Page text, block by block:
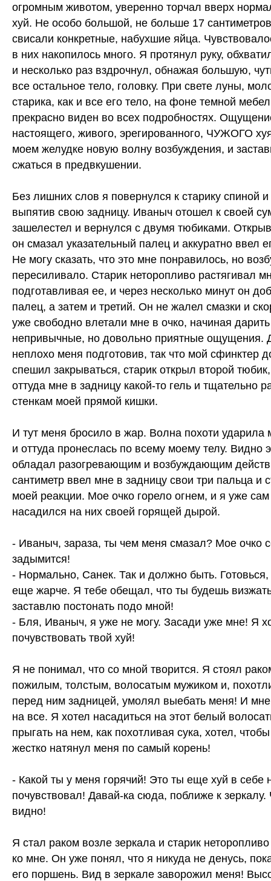
огромным животом, уверенно торчал вверх
хуй. Не особо большой, не больше 17
свисали конкретные, набухшие яйца.
в них накопилось много. Я протянул руку,
и несколько раз вздрочнул, обнажая большую,
все остальное тело, головку. При свете луны,
старика, как и все его тело, на фоне темной
прекрасно виден во всех подробностях.
настоящего, живого, эрегированного, ЧУЖОГО
моем желудке новую волну возбуждения, и
сжаться в предвкушении.
Без лишних слов я повернулся к старику спиной
выпятив свою задницу. Иваныч отошел к своей
зашелестел и вернулся с двумя тюбиками.
он смазал указательный палец и аккуратно ввел
Не могу сказать, что это мне понравилось, но
пересиливало. Старик неторопливо растягивал
подготавливая ее, и через несколько минут он
палец, а затем и третий. Он не жалел смазки и
уже свободно влетали мне в очко, начиная
непривычные, но довольно приятные ощущения.
неплохо меня подготовив, так что мой сфинктер
спешил закрываться, старик открыл второй
оттуда мне в задницу какой-то гель и тщательно
стенкам моей прямой кишки.
И тут меня бросило в жар. Волна похоти ударила
и оттуда пронеслась по всему моему телу. Видно
обладал разогревающим и возбуждающим
сантиметр ввел мне в задницу свои три пальца и
моей реакции. Мое очко горело огнем, и я уже
насадился на них своей горящей дырой.
- Иваныч, зараза, ты чем меня смазал? Мое очко
задымится!
- Нормально, Санек. Так и должно быть.
еще жарче. Я тебе обещал, что ты будешь
заставлю постонать подо мной!
- Бля, Иваныч, я уже не могу. Засади уже мне! Я
почувствовать твой хуй!
Я не понимал, что со мной творится. Я стоял
пожилым, толстым, волосатым мужиком и,
перед ним задницей, умолял выебать меня! И
на все. Я хотел насадиться на этот белый
прыгать на нем, как похотливая сука, хотел,
жестко натянул меня по самый корень!
- Какой ты у меня горячий! Это ты еще хуй в себе
почувствовал! Давай-ка сюда, поближе к
видно!
Я стал раком возле зеркала и старик
ко мне. Он уже понял, что я никуда не денусь,
его поршень. Вид в зеркале заворожил меня!